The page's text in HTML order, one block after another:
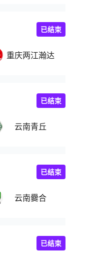
重庆两江瀚达
已结束
云南青丘
已结束
云南爨合
已结束
已结束